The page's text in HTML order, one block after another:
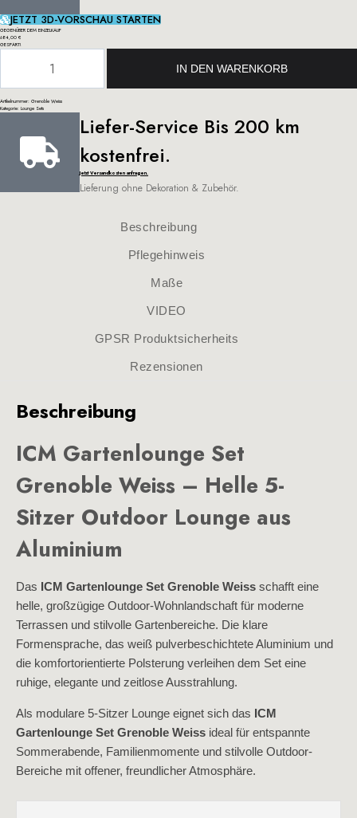
JETZT 3D-VORSCHAU STARTEN
GEGENÜBER DEM EINZELKAUF
684,00 €
GESPART!
IN DEN WARENKORB
Artikelnummer: Grenoble Weiss
Kategorie: Lounge Sets
Liefer-Service Bis 200 km
kostenfrei.
Jetzt Versandkosten anfragen.
Lieferung ohne Dekoration & Zubehör.
Beschreibung
Pflegehinweis
Maße
VIDEO
GPSR Produktsicherheits
Rezensionen
Beschreibung
ICM Gartenlounge Set
Grenoble Weiss – Helle 5-
Sitzer Outdoor Lounge aus
Aluminium
Das ICM Gartenlounge Set Grenoble Weiss schafft eine
helle, großzügige Outdoor-Wohnlandschaft für moderne
Terrassen und stilvolle Gartenbereiche. Die klare
Formensprache, das weiß pulverbeschichtete Aluminium und
die komfortorientierte Polsterung verleihen dem Set eine
ruhige, elegante und zeitlose Ausstrahlung.
Als modulare 5-Sitzer Lounge eignet sich das ICM
Gartenlounge Set Grenoble Weiss ideal für entspannte
Sommerabende, Familienmomente und stilvolle Outdoor-
Bereiche mit offener, freundlicher Atmosphäre.